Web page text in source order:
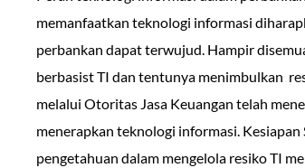
memanfaatkan teknologi informasi
perbankan dapat terwujud. Hampir
berbasist TI dan tentunya menimbulkan
melalui Otoritas Jasa Keuangan telah
menerapkan teknologi informasi.
pengetahuan dalam mengelola resiko TI